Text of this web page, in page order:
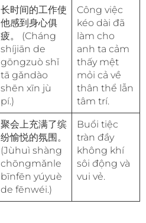
长时间的工作使
他感到身心俱
疲。 (Cháng
shíjiān de
gōngzuò shǐ
tā gǎndào
shēn xīn jù
pí.)
Công việc
kéo dài đã
làm cho
anh ta cảm
thấy mệt
mỏi cả về
thân thể lẫn
tâm trí.
聚会上充满了缤
纷愉悦的氛围。
(Jùhuì shàng
chōngmǎnle
bīnfēn yúyuè
de fēnwéi.)
Buổi tiệc
tràn đầy
không khí
sôi động và
vui vẻ.